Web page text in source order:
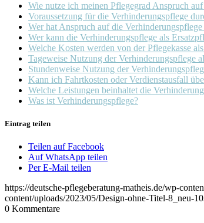
Wie nutze ich meinen Pflegegrad Anspruch
Voraussetzung für die Verhinderungspflege
Wer hat Anspruch auf die
Wer kann die Verhinderungspflege als
Welche Kosten werden von der Pflegekasse
Tageweise Nutzung der Verhinderungspflege
Stundenweise Nutzung der
Kann ich Fahrtkosten oder Verdienstausfall
Welche Leistungen beinhaltet die
Was ist Verhinderungspflege?
Eintrag teilen
Teilen auf Facebook
Auf WhatsApp teilen
Per E-Mail teilen
https://deutsche-pflegeberatung-matheis.de/wp-
content/uploads/2023/05/Design-ohne-Titel-8_neu-
0 Kommentare